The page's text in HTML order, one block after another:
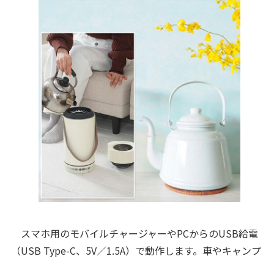
スマホ用のモバイルチャージャーやPCからのUSB給電
（USB Type-C、5V／1.5A）で動作します。車やキャンプ